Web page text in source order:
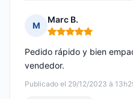
M
Marc B.
Nota: 5 de 5
Publicado el 29/12/2023 à
Pedido rápido y bien
vendedor.